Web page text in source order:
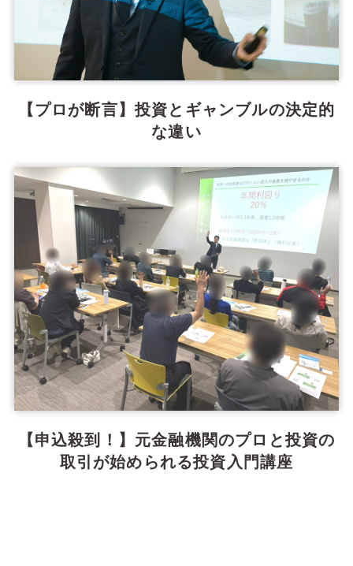
【プロが断言】投資とギャンブルの決定的
な違い
【申込殺到！】元金融機関のプロと投資の
取引が始められる投資入門講座